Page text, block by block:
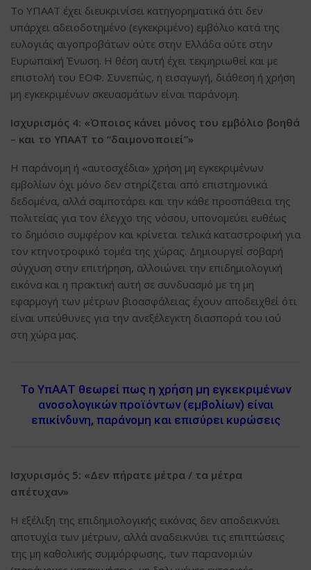
Το ΥΠΑΑΤ έχει διευκρινίσει κατηγορηματικά ότι δεν
υπάρχει αδειοδοτημένο (εγκεκριμένο) εμβόλιο κατά της
ευλογιάς αιγοπροβάτων ούτε στην Ελλάδα ούτε στην
Ευρωπαϊκή Ένωση. Η θέση αυτή έχει τεκμηριωθεί και με
επιστολή του ΕΟΦ. Συνεπώς, η εισαγωγή, διάθεση ή χρήση
μη εγκεκριμένων σκευασμάτων είναι παράνομη.
Ισχυρισμός 4: «Όποιος κάνει μόνος του εμβόλιο βοηθά
– και το ΥΠΑΑΤ το “δαιμονοποιεί”»
Η παράνομη ή «αυτοσχέδια» χρήση μη εγκεκριμένων
εμβολίων όχι μόνο δεν στηρίζεται από επιστημονικά
δεδομένα, αλλά σαμποτάρει και την κάθε προσπάθεια της
πολιτείας για τον έλεγχο της νόσου, υπονομεύει ευθέως
το δημόσιο συμφέρον και κρίνεται τελικά καταστροφική για
τον κτηνοτροφικό τομέα της χώρας. Δημιουργεί σοβαρή
σύγχυση στην επιτήρηση, αλλοιώνει την επιδημιολογική
εικόνα και η πρακτική αυτή σε συνδυασμό με τη μη
εφαρμογή των μέτρων βιοασφάλειας έχουν αποδειχθεί ότι
είναι υπεύθυνες για την ανεξέλεγκτη διασπορά του ιού
στη χώρα μας.
Το ΥπΑΑΤ θεωρεί πως η χρήση μη εγκεκριμένων
ανοσολογικών προϊόντων (εμβολίων) είναι
επικίνδυνη, παράνομη και επισύρει κυρώσεις
Ισχυρισμός 5: «Δεν πήρατε μέτρα / τα μέτρα
απέτυχαν»
Η εξέλιξη της επιδημιολογικής εικόνας δεν αποδεικνύει
αποτυχία των μέτρων, αλλά αναδεικνύει τις επιπτώσεις
της μη καθολικής συμμόρφωσης, των παρανομιών